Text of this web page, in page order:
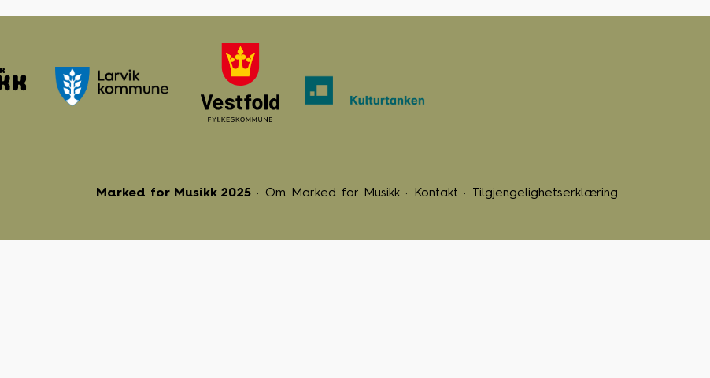
Marked for Musikk 2025 Om Marked for Musikk Kontakt Tilgjengelighetserklæring